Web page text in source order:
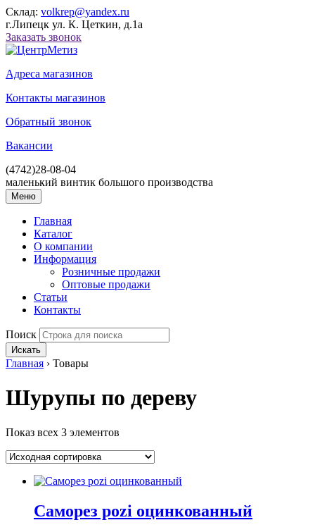
Склад: volkrep@yandex.ru
г.Липецк ул. К. Цеткин, д.1а
Заказать звонок
Адреса магазинов
Контакты магазинов
Обратный звонок
Вакансии
(4742)28-08-04
маленький винтик большого производства
Меню
Главная
Каталог
О компании
Информация
Розничные продажи
Оптовые продажи
Статьи
Контакты
Поиск
Искать
Главная › Товары
Шурупы по дереву
Показ всех 3 элементов
Саморез pozi оцинкованный